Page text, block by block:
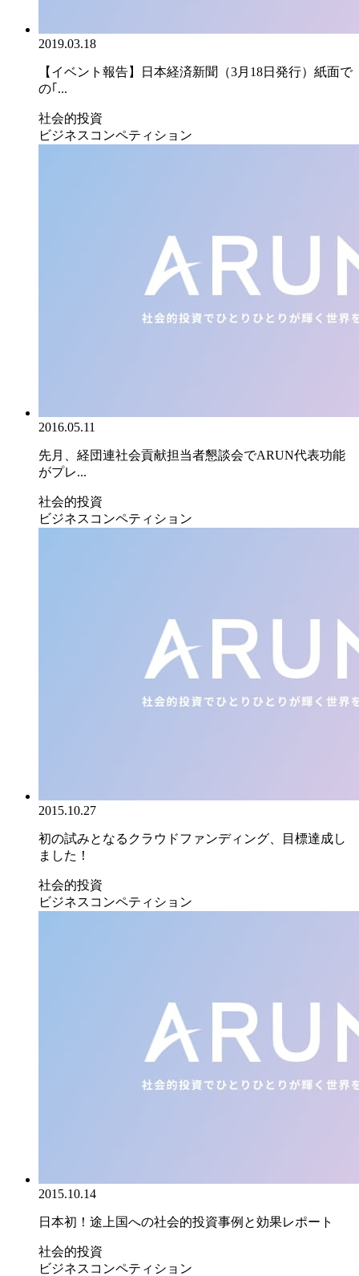
2019.03.18
【イベント報告】日本経済新聞（3月18日発行）紙面で
の｢...
社会的投資
ビジネスコンペティション
2016.05.11
先月、経団連社会貢献担当者懇談会でARUN代表功能
がプレ...
社会的投資
ビジネスコンペティション
2015.10.27
初の試みとなるクラウドファンディング、目標達成し
ました！
社会的投資
ビジネスコンペティション
2015.10.14
日本初！途上国への社会的投資事例と効果レポート
社会的投資
ビジネスコンペティション